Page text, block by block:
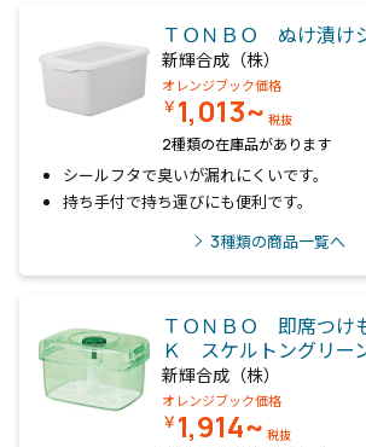
ＴＯＮＢＯ ぬけ漬け
新輝合成（株）
オレンジブック価格
￥1,013~ 税抜
2種類の在庫品があります
シールフタで臭いが漏れにくいです。
持ち手付で持ち運びにも便利です。
3種類の商品一覧へ
ＴＯＮＢＯ 即席つけ
Ｋ スケルトングリー
新輝合成（株）
オレンジブック価格
￥1,914~ 税抜